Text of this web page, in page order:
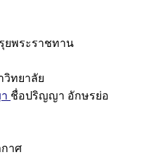
ยพระราชทาน
วิทยาลัย
ชื่อปริญญา อักษรย่อ
าศ